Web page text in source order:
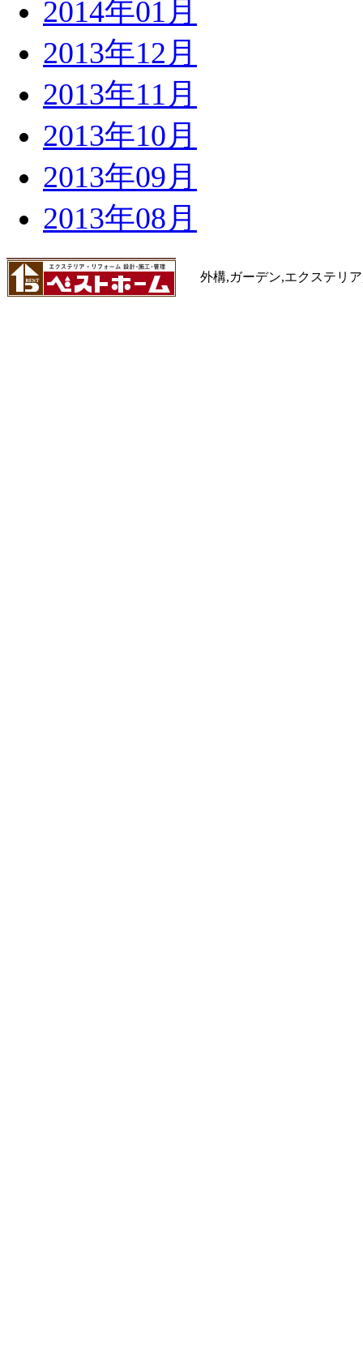
2014年01月
2013年12月
2013年11月
2013年10月
2013年09月
2013年08月
外構,ガーデン,エクステリ